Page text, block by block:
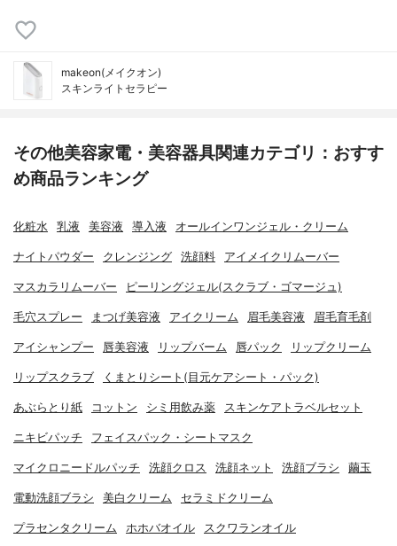
makeon(メイクオン)
スキンライトセラピー
その他美容家電・美容器具関連カテゴリ：おすす
め商品ランキング
化粧水 乳液 美容液 導入液 オールインワンジェル・クリーム
ナイトパウダー クレンジング 洗顔料 アイメイクリムーバー
マスカラリムーバー ピーリングジェル(スクラブ・ゴマージュ)
毛穴スプレー まつげ美容液 アイクリーム 眉毛美容液 眉毛育毛剤
アイシャンプー 唇美容液 リップバーム 唇パック リップクリーム
リップスクラブ くまとりシート(目元ケアシート・パック)
あぶらとり紙 コットン シミ用飲み薬 スキンケアトラベルセット
ニキビパッチ フェイスパック・シートマスク
マイクロニードルパッチ 洗顔クロス 洗顔ネット 洗顔ブラシ 繭玉
電動洗顔ブラシ 美白クリーム セラミドクリーム
プラセンタクリーム ホホバオイル スクワランオイル